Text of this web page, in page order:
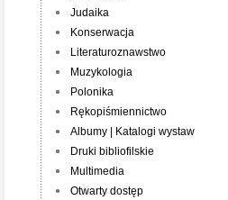
Judaika
Konserwacja
Literaturoznawstwo
Muzykologia
Polonika
Rękopiśmiennictwo
Albumy | Katalogi wystaw
Druki bibliofilskie
Multimedia
Otwarty dostęp